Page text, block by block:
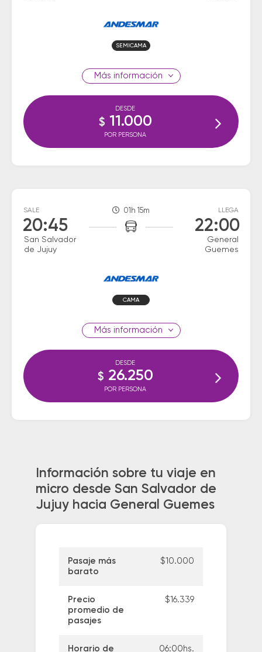
SEMICAMA
información
DESDE
$ 11.000
POR PERSONA
SALE
20:45
San Salvador
de Jujuy
01h 15m LLEGA
22:00
General
Guemes
CAMA
información
DESDE
$ 26.250
POR PERSONA
Información sobre tu viaje en
micro desde San Salvador de
Jujuy hacia General Guemes
Pasaje más
barato
$10.000
Precio
promedio de
pasajes
$16.339
Horario de 06:00hs.